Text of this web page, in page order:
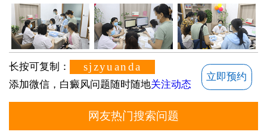
长按可复制： sjzyuanda
添加微信，白癜风问题随时随地关注动态
立即预约
网友热门搜索问题